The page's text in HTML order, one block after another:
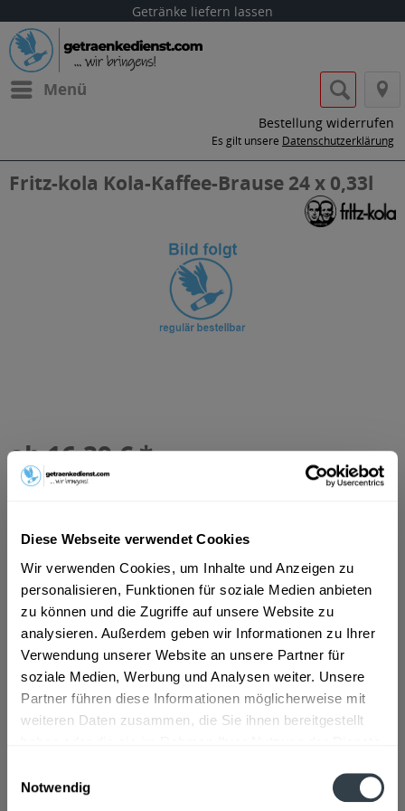
Diese Webseite verwendet Cookies
Wir verwenden Cookies, um Inhalte und Anzeigen zu
personalisieren, Funktionen für soziale Medien anbieten
zu können und die Zugriffe auf unsere Website zu
analysieren. Außerdem geben wir Informationen zu Ihrer
Verwendung unserer Website an unsere Partner für
soziale Medien, Werbung und Analysen weiter. Unsere
Partner führen diese Informationen möglicherweise mit
weiteren Daten zusammen, die Sie ihnen bereitgestellt
Notwendig
Getränke liefern lassen
Menü
Bestellung widerrufen
Es gilt unsere Datenschutzerklärung
Fritz-kola Kola-Kaffee-Brause 24 x 0,33l
ab 16,39 € *
Inhalt:7.92 Liter (2,07 € * / 1 Liter)
MEHRWEG
+3,42 € Pfand
In denWarenkorb
Artikel-Nr.:
25599
Verfügbar in:
Beschreibung
Zutaten und Allergene